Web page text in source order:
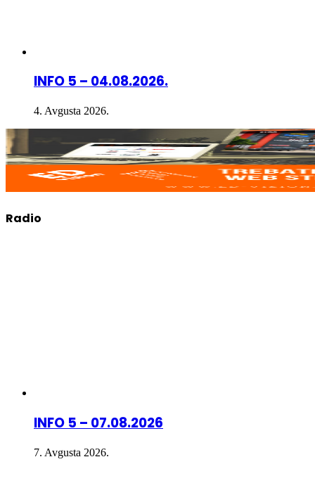
INFO 5 – 04.08.2026.
4. Avgusta 2026.
Radio
INFO 5 – 07.08.2026
7. Avgusta 2026.